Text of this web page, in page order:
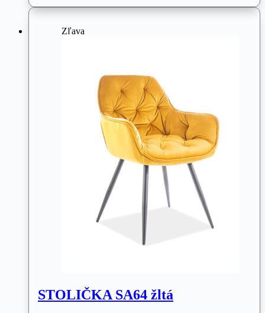
Zľava
STOLIČKA SA64 žltá